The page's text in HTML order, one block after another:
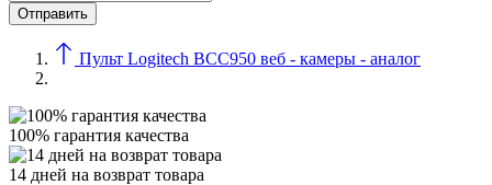
Пульт Logitech BCC950 веб - камеры - аналог
100% гарантия качества
14 дней на возврат товара